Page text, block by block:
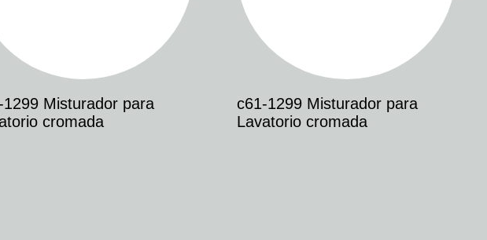
1299 Misturador para
cromada
c61-1299 Misturador para
Lavatorio cromada